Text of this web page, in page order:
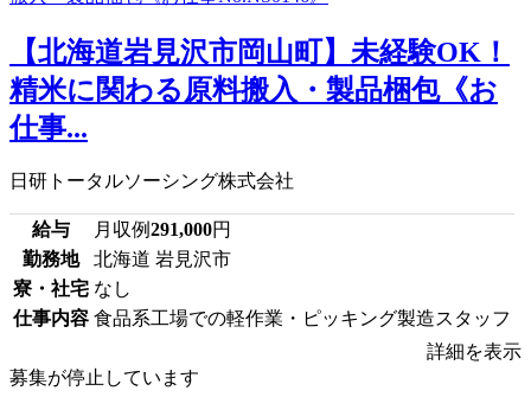
【北海道岩見沢市岡山町】未経験OK！
精米に関わる原料搬入・製品梱包《お
仕事...
日研トータルソーシング株式会社
給与 月収例291,000円
勤務地
北海道 岩見沢市
寮・社宅 なし
仕事内容 食品系工場での軽作業・ピッキング製造スタッフ
詳細を表示
募集が停止しています